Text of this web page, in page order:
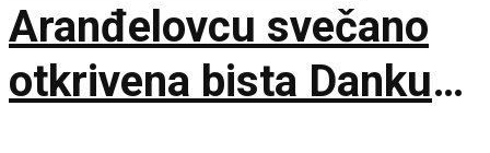
Aranđelovcu svečano
otkrivena bista Danku